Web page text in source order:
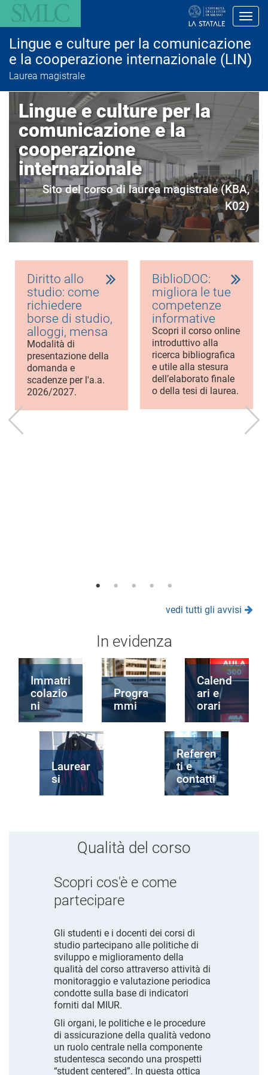
l
Lingue e culture per la comunicazione
e la cooperazione internazionale (LIN)
Laurea magistrale
Lingue e culture per la
comunicazione e la
cooperazione
internazionale
Sito del corso di laurea magistrale (KBA,
K02)
Diritto allo
studio: come
richiedere
borse di studio,
alloggi, mensa
Modalità di
presentazione della
domanda e
scadenze per l'a.a.
2026/2027.
BiblioDOC:
migliora le tue
competenze
informative
Scopri il corso online
introduttivo alla
ricerca bibliografica
e utile alla stesura
dell’elaborato finale
o della tesi di laurea.
vedi tutti gli avvisi
In evidenza
Immatri
colazio
ni
Progra
mmi
Calend
ari e
orari
Laurear
si
Referen
ti e
contatti
Qualità del corso
Scopri cos'è e come
partecipare
Gli studenti e i docenti dei corsi di
studio partecipano alle politiche di
sviluppo e miglioramento della
qualità del corso attraverso attività di
monitoraggio e valutazione periodica
condotte sulla base di indicatori
forniti dal MIUR.
Gli organi, le politiche e le procedure
di assicurazione della qualità vedono
un ruolo centrale nella componente
studentesca secondo una prospetti
“student centered”. In questa ottica